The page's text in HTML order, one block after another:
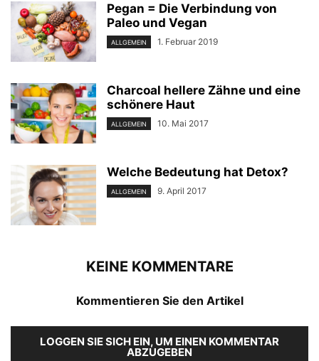
Pegan = Die Verbindung von
Paleo und Vegan
ALLGEMEIN 1. Februar 2019
Charcoal hellere Zähne und eine
schönere Haut
ALLGEMEIN 10. Mai 2017
Welche Bedeutung hat Detox?
ALLGEMEIN 9. April 2017
KEINE KOMMENTARE
Kommentieren Sie den Artikel
LOGGEN SIE SICH EIN, UM EINEN KOMMENTAR
ABZUGEBEN